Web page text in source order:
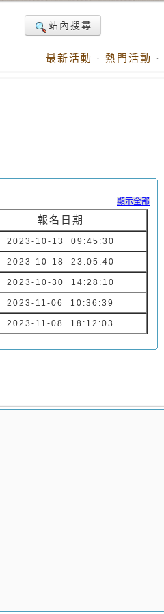
站內搜尋
最新活動 · 熱門活動 ·
顯示全部
報名日期
2023-10-13 09:45:30
2023-10-18 23:05:40
2023-10-30 14:28:10
2023-11-06 10:36:39
2023-11-08 18:12:03